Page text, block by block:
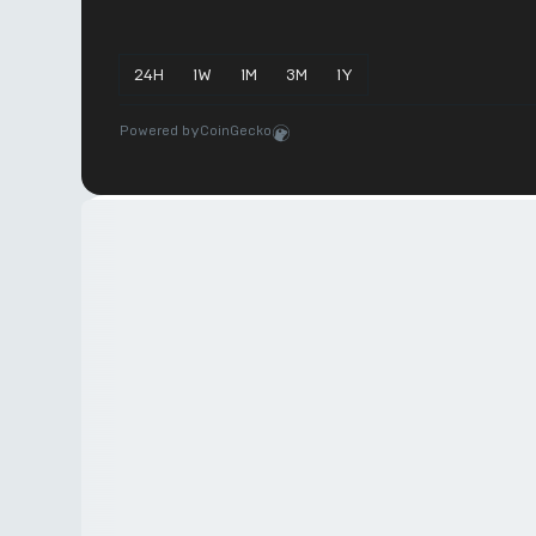
24H 1W 1M 3M 1Y
Powered byCoinGecko